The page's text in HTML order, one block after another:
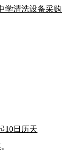
学清洗设备采购
10日历天
。